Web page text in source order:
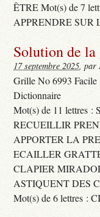
ÊTRE Mot(s) de 7
APPRENDRE SUR
Solution de
17 septembre 2025, par
Grille No 6993 Facile
Dictionnaire
Mot(s) de 11 lettres
RECUEILLIR
APPORTER LA
ECAILLER
CLAPIER
ASTIQUENT DES
Mot(s) de 6 lettres